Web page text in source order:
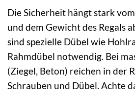
Die Sicherheit hängt stark
und dem Gewicht des Regals
sind spezielle Dübel wie
Rahmdübel notwendig. Bei
(Ziegel, Beton) reichen in der
Schrauben und Dübel. Achte